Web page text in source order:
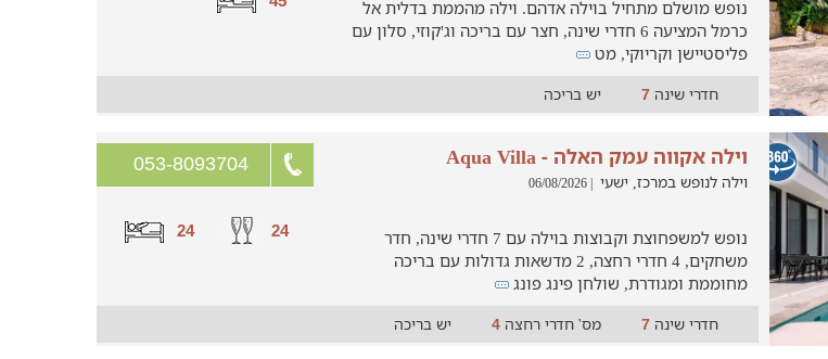
נופש מושלם מתחיל בוילה אדהם. וילה מהממת בדלית אל
כרמל המציעה 6 חדרי שינה, חצר עם בריכה וג'קוזי, סלון עם
פליסטיישן וקריוקי, מט
חדרי שינה7 יש בריכה
053-8093704
24
24
וילה אקווה עמק האלה - Aqua Villa
וילה לנופש במרכז, ישעי | 06/08/2026
נופש למשפחוצת וקבוצות בוילה עם 7 חדרי שינה, חדר
משחקים, 4 חדרי רחצה, 2 מדשאות גדולות עם בריכה
מחוממת ומגודרת, שולחן פינג פונג
חדרי שינה7 מס' חדרי רחצה4 יש בריכה